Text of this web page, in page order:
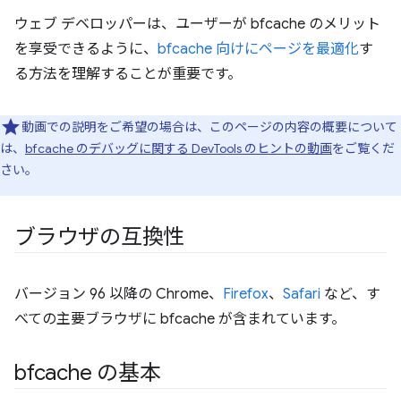
ウェブ デベロッパーは、ユーザーが bfcache のメリット
を享受できるように、 bfcache 向けにページを最適化す
る方法を理解することが重要です。
動画での説明をご希望の場合は、このページの内容の概要について
は、 bfcache のデバッグに関する DevTools のヒントの動画をご覧くだ
さい。
ブラウザの互換性
バージョン 96 以降の Chrome、 Firefox、 Safari など、す
べての主要ブラウザに bfcache が含まれています。
bfcache の基本